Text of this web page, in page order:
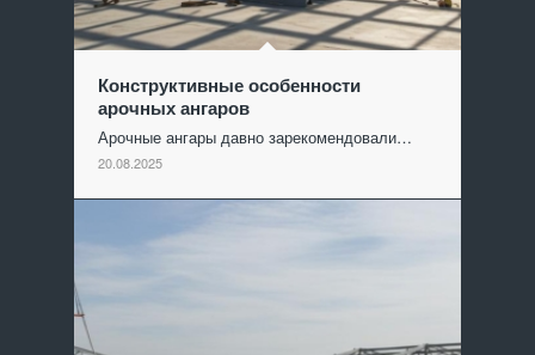
Конструктивные особенности
арочных ангаров
Арочные ангары давно зарекомендовали…
20.08.2025